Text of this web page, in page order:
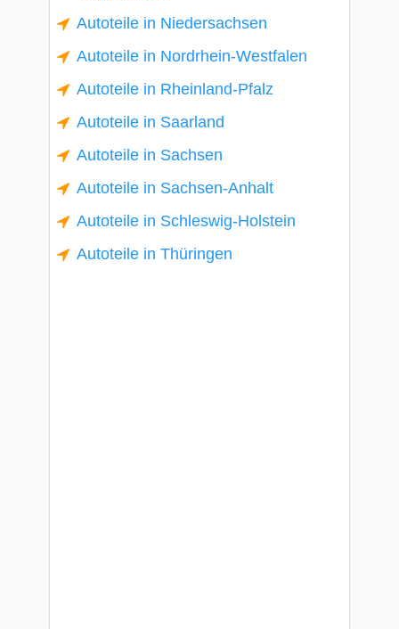
Autoteile in Niedersachsen
Autoteile in Nordrhein-Westfalen
Autoteile in Rheinland-Pfalz
Autoteile in Saarland
Autoteile in Sachsen
Autoteile in Sachsen-Anhalt
Autoteile in Schleswig-Holstein
Autoteile in Thüringen